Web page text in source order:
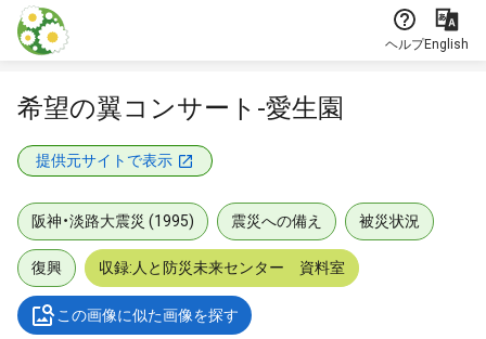
本文に飛ぶ
ヘルプEnglish
希望の翼コンサート-愛生園
提供元サイトで表示
阪神・淡路大震災 (1995) 震災への備え 被災状況
復興 収録:人と防災未来センター 資料室
この画像に似た画像を探す